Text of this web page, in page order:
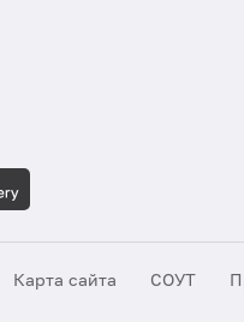
Карта сайта СОУТ